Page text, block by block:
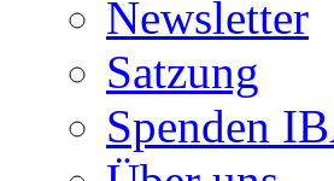
Newsletter
Satzung
Spenden